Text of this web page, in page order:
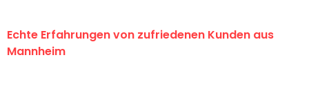
Echte Erfahrungen von zufriedenen Kunden aus
Mannheim